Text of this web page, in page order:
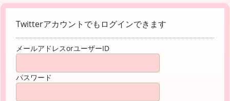
Twitterアカウントでもログインできます
メールアドレスorユーザーID
パスワード